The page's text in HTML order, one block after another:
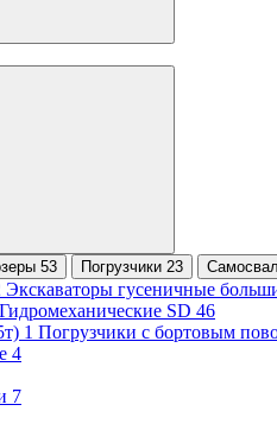
53 Погрузчики 23
Экскаваторы гусеничные
Гидромеханические SD 46
1 Погрузчики с бортовым
4
7